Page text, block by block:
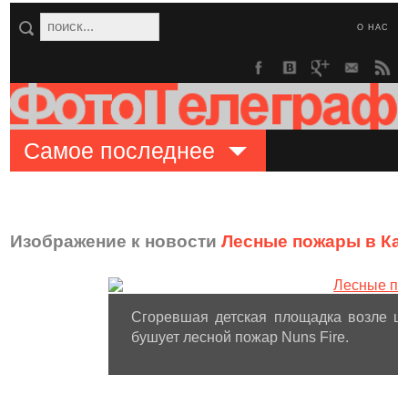
О НАС
Самое последнее
Изображение к новостиЛесные пожары в
Сгоревшая детская площадка возле
бушует лесной пожар Nuns Fire.